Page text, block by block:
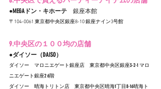
●MEGAドン・キホーテ 銀座本館
〒104-0061 東京都中央区銀座8-10 銀座ナイン3号館
9.中央区の１００均の店舗
●ダイソー（DAISO）
ダイソー　マロニエゲート銀座店 東京都中央区銀座3-2-1 マロ
ニエゲート銀座2 6階
ダイソー　晴海トリトン店 東京都中央区晴海1丁目8-16晴海ト